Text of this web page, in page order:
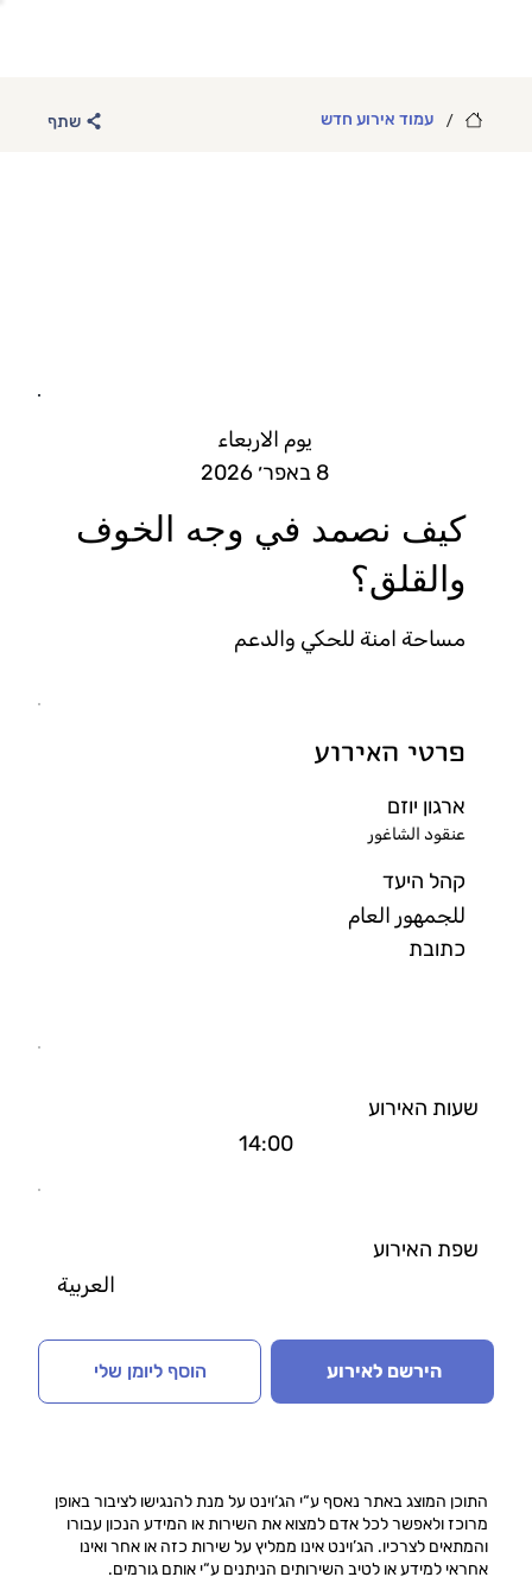
/ עמוד אירוע חדש שתף
يوم الاربعاء
8 באפר׳ 2026
كيف نصمد في وجه الخوف
والقلق؟
مساحة امنة للحكي والدعم
פרטי האירוע
ארגון יוזם
عنقود الشاغور
קהל היעד
للجمهور العام
כתובת
שעות האירוע
14:00
שפת האירוע
العربية
הירשם לאירוע הוסף ליומן שלי
התוכן המוצג באתר נאסף ע“י הג‘וינט על מנת להנגישו לציבור באופן
מרוכז ולאפשר לכל אדם למצוא את השירות או המידע הנכון עבורו
והמתאים לצרכיו. הג’וינט אינו ממליץ על שירות כזה או אחר ואינו
אחראי למידע או לטיב השירותים הניתנים ע“י אותם גורמים.